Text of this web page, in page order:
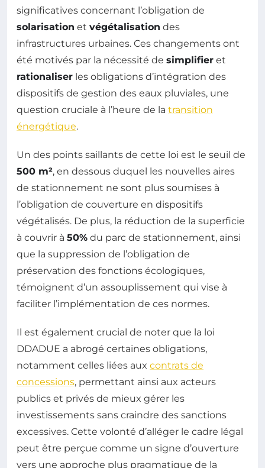
significatives concernant l’obligation de
solarisation et végétalisation des
infrastructures urbaines. Ces changements ont
été motivés par la nécessité de simplifier et
rationaliser les obligations d’intégration des
dispositifs de gestion des eaux pluviales, une
question cruciale à l’heure de la transition
énergétique.
Un des points saillants de cette loi est le seuil de
500 m², en dessous duquel les nouvelles aires
de stationnement ne sont plus soumises à
l’obligation de couverture en dispositifs
végétalisés. De plus, la réduction de la superficie
à couvrir à 50% du parc de stationnement, ainsi
que la suppression de l’obligation de
préservation des fonctions écologiques,
témoignent d’un assouplissement qui vise à
faciliter l’implémentation de ces normes.
Il est également crucial de noter que la loi
DDADUE a abrogé certaines obligations,
notamment celles liées aux contrats de
concessions, permettant ainsi aux acteurs
publics et privés de mieux gérer les
investissements sans craindre des sanctions
excessives. Cette volonté d’alléger le cadre légal
peut être perçue comme un signe d’ouverture
vers une approche plus pragmatique de la